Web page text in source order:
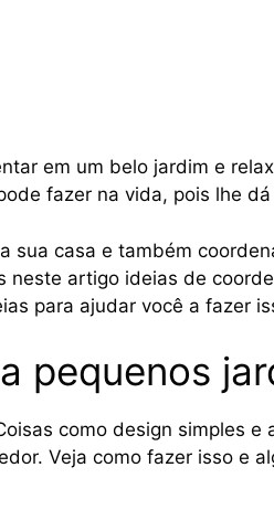
em um belo jardim e
fazer na vida, pois lhe
sua casa e também
artigo ideias de
para ajudar você a fazer
pequenos
como design simples
Veja como fazer isso e